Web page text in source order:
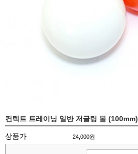
컨텍트 트레이닝 일반 저글링 볼 (100mm)
상품가 24,000원